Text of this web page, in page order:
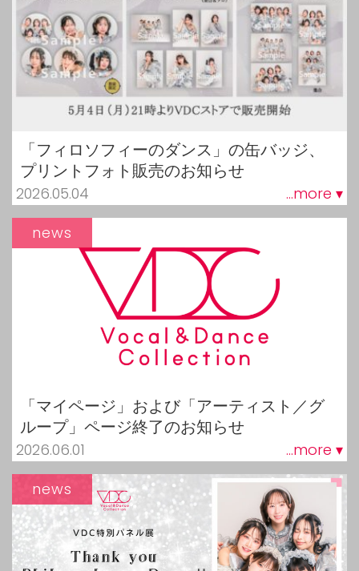
「フィロソフィーのダンス」の缶バッジ、
プリントフォト販売のお知らせ
2026.05.04 ...more ▾
「マイページ」および「アーティスト／グ
ループ」ページ終了のお知らせ
2026.06.01 ...more ▾
news
news